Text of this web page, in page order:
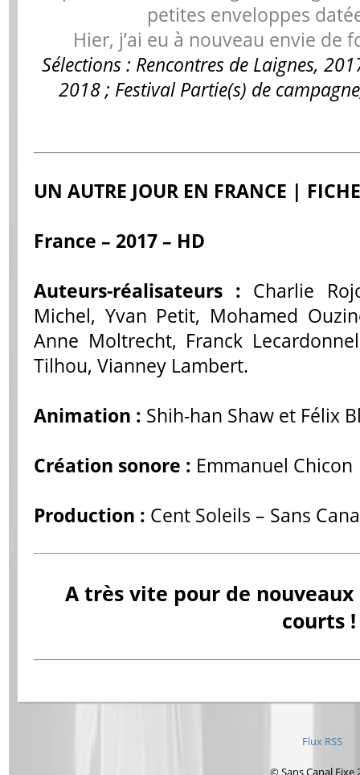
petites enveloppes
Hier, j’ai eu à nouveau envie
Sélections : Rencontres de Laignes,
2018 ; Festival Partie(s) de
UN AUTRE JOUR EN FRANCE |
France – 2017 – HD
Auteurs-réalisateurs : Charlie
Michel, Yvan Petit, Mohamed
Anne Moltrecht, Franck
Tilhou, Vianney Lambert.
Animation : Shih-han Shaw et Félix
Création sonore : Emmanuel Chicon
Production : Cent Soleils – Sans
A très vite pour de
courts !
Flux RSS
© Sans Canal Fixe